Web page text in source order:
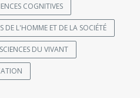
COGNITIVES
DE L'HOMME ET DE LA SOCIÉTÉ
SCIENCES DU VIVANT